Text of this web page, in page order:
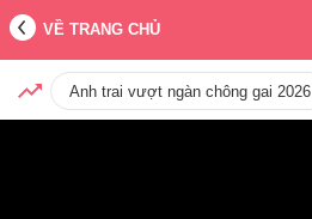
VỀ TRANG CHỦ
Anh trai vượt ngàn chông gai 2026